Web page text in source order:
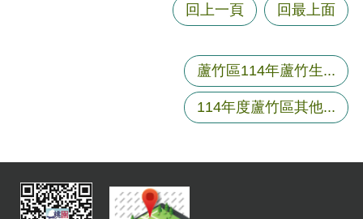
回上一頁 回最上面
蘆竹區114年蘆竹生...
114年度蘆竹區其他...